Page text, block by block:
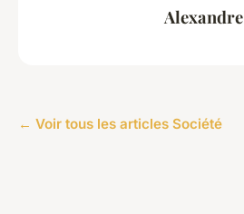
Alexandre
← Voir tous les articles Société